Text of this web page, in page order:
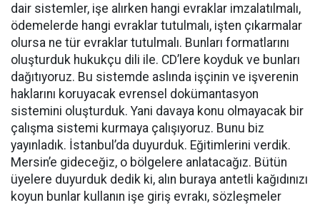
dair sistemler, işe alırken hangi evraklar imzalatılmalı,
ödemelerde hangi evraklar tutulmalı, işten çıkarmalar
olursa ne tür evraklar tutulmalı. Bunları formatlarını
oluşturduk hukukçu dili ile. CD’lere koyduk ve bunları
dağıtıyoruz. Bu sistemde aslında işçinin ve işverenin
haklarını koruyacak evrensel dokümantasyon
sistemini oluşturduk. Yani davaya konu olmayacak bir
çalışma sistemi kurmaya çalışıyoruz. Bunu biz
yayınladık. İstanbul’da duyurduk. Eğitimlerini verdik.
Mersin’e gideceğiz, o bölgelere anlatacağız. Bütün
üyelere duyurduk dedik ki, alın buraya antetli kağıdınızı
koyun bunlar kullanın işe giriş evrakı, sözleşmeler